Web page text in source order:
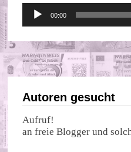
Audio-
Player
00:00
Autoren gesucht
Aufruf!
an freie Blogger und